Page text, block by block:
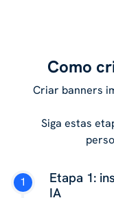
Como
Criar banners
Siga estas
Etapa 1:
IA